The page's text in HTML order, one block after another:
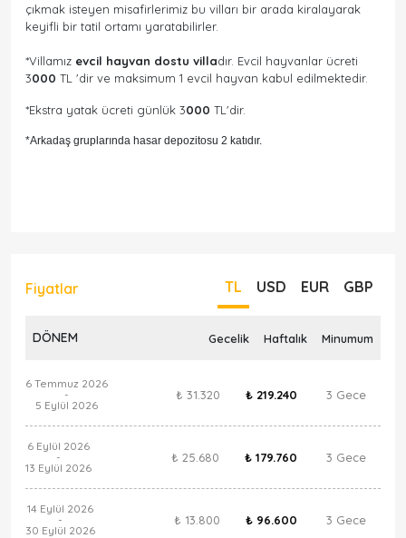
çıkmak isteyen misafirlerimiz bu vilları bir arada kiralayarak
keyifli bir tatil ortamı yaratabilirler.
*Villamız evcil hayvan dostu villadır. Evcil hayvanlar ücreti
3000 TL 'dir ve maksimum 1 evcil hayvan kabul edilmektedir.
*Ekstra yatak ücreti günlük 3000 TL'dir.
*Arkadaş gruplarında hasar depozitosu 2 katıdır.
Fiyatlar TL USD EUR GBP
DÖNEM Gecelik Haftalık Minumum
6 Temmuz 2026
-
5 Eylül 2026
₺ 31.320 ₺ 219.240 3 Gece
6 Eylül 2026
-
13 Eylül 2026
₺ 25.680 ₺ 179.760 3 Gece
14 Eylül 2026
-
30 Eylül 2026
₺ 13.800 ₺ 96.600 3 Gece